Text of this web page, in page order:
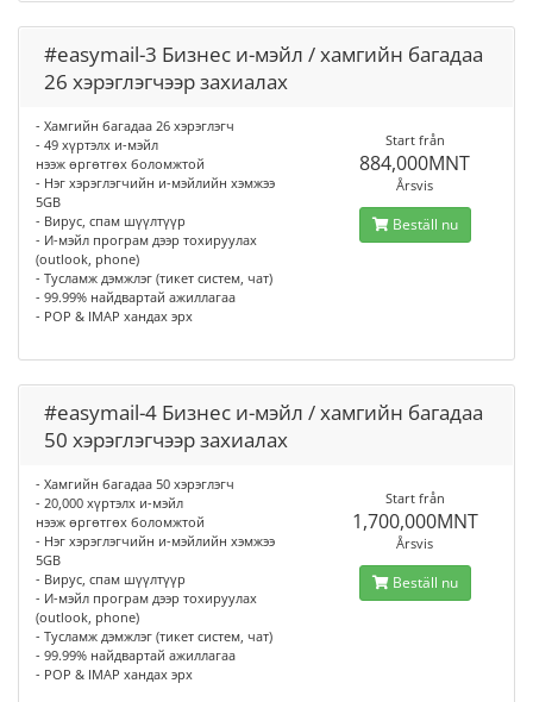
#easymail-3 Бизнес и-мэйл / хамгийн багадаа
26 хэрэглэгчээр захиалах
- Хамгийн багадаа 26 хэрэглэгч
- 49 хүртэлх и-мэйл
нээж өргөтгөх боломжтой
- Нэг хэрэглэгчийн и-мэйлийн хэмжээ
5GB
- Вирус, спам шүүлтүүр
- И-мэйл програм дээр тохируулах
(outlook, phone)
- Тусламж дэмжлэг (тикет систем, чат)
- 99.99% найдвартай ажиллагаа
- POP & IMAP хандах эрх
Start från
884,000MNT
Årsvis
Beställ nu
#easymail-4 Бизнес и-мэйл / хамгийн багадаа
50 хэрэглэгчээр захиалах
- Хамгийн багадаа 50 хэрэглэгч
- 20,000 хүртэлх и-мэйл
нээж өргөтгөх боломжтой
- Нэг хэрэглэгчийн и-мэйлийн хэмжээ
5GB
- Вирус, спам шүүлтүүр
- И-мэйл програм дээр тохируулах
(outlook, phone)
- Тусламж дэмжлэг (тикет систем, чат)
- 99.99% найдвартай ажиллагаа
- POP & IMAP хандах эрх
Start från
1,700,000MNT
Årsvis
Beställ nu